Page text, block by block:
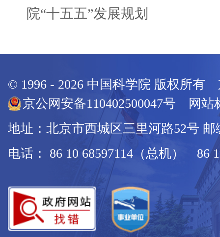
院“十五五”发展规划
© 1996 - 2026 中国科学院 版权所有
京公网安备110402500047号 网站
地址：北京市西城区三里河路52号 邮
电话： 86 10 68597114（总机） 86